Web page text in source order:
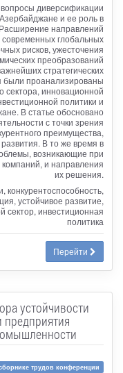
диверсификации
и ее роль в
направлений
глобальных
рисков, ужесточения
преобразований
стратегических
были проанализированы
сектора, инновационной
политики и
В статье обосновано
с точки зрения
преимущества,
В то же время в
возникающие при
и направления
их решения.
конкурентоспособность,
устойчивое развитие,
сектор, инвестиционная
политика
Перейти
устойчивости
трудов конференции